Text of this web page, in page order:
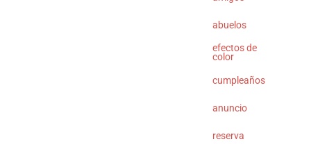
abuelos
efectos de
color
cumpleaños
anuncio
reserva